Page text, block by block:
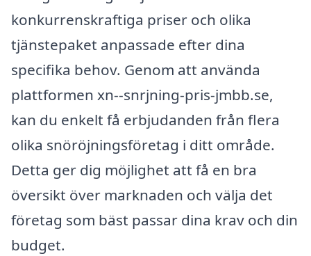
konkurrenskraftiga priser och olika
tjänstepaket anpassade efter dina
specifika behov. Genom att använda
plattformen xn--snrjning-pris-jmbb.se,
kan du enkelt få erbjudanden från flera
olika snöröjningsföretag i ditt område.
Detta ger dig möjlighet att få en bra
översikt över marknaden och välja det
företag som bäst passar dina krav och din
budget.